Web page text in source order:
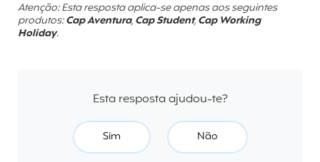
Atenção: Esta resposta aplica-se apenas aos seguintes
produtos:Cap Aventura,Cap Student,Cap Working
Holiday.
Esta resposta ajudou-te?
Sim Não